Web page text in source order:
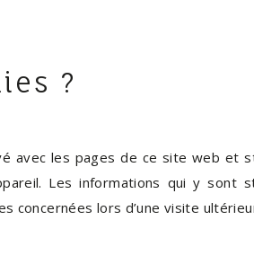
?
avec les pages de ce site web et
Les informations qui y sont
concernées lors d’une visite